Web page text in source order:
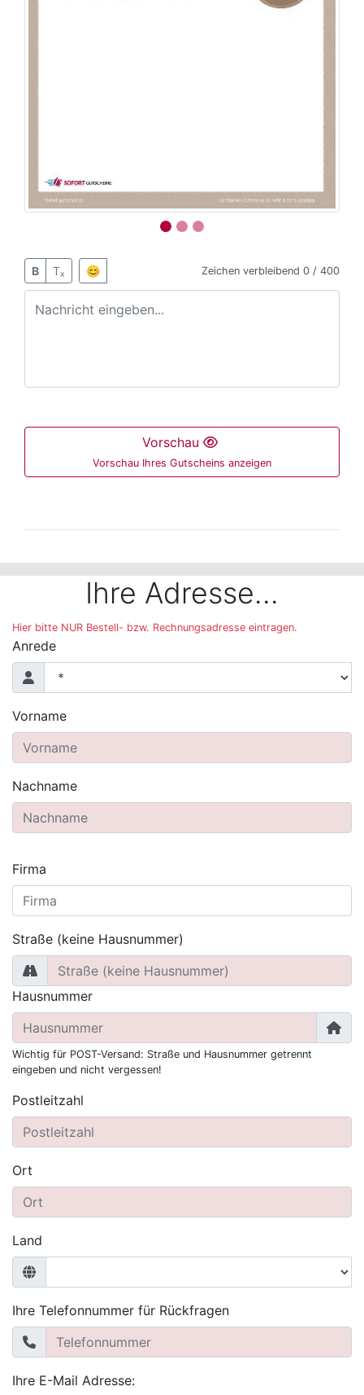
B Tx 😊 Zeichen verbleibend 0 / 400
Vorschau
Vorschau Ihres Gutscheins anzeigen
Der folgende Bereich ist nur mit der Maus
Ihre Adresse...
Hier bitte NUR Bestell- bzw. Rechnungsadresse eintragen.
Anrede
Vorname
Nachname
Firma
Straße (keine Hausnummer)
Hausnummer
Wichtig für POST-Versand: Straße und Hausnummer getrennt
eingeben und nicht vergessen!
Postleitzahl
Ort
Land
Ihre Telefonnummer für Rückfragen
Ihre E-Mail Adresse: